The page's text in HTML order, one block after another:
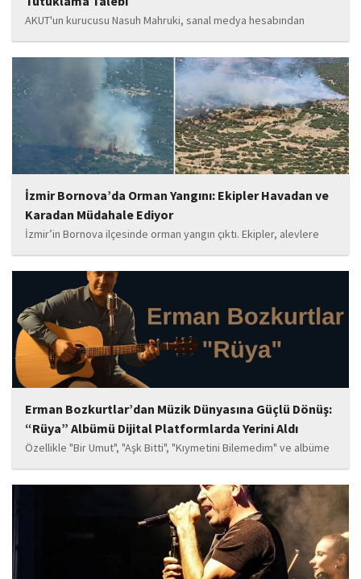
AKUT'un kurucusu Nasuh Mahruki, sanal medya hesabından
yaptığı '15 Temmuz' paylaşımı nedeniyle 'Halkı kin ve düşmanlığa
tahrik veya aşağılama' suçundan gözaltına alındı. Mahruki,
tutuklama talebiyle Sulh Ceza Hakimliği'ne sevk edildi.
İzmir Bornova’da Orman Yangını: Ekipler Havadan ve
Karadan Müdahale Ediyor
İzmir’in Bornova ilçesinde orman yangın çıktı. Ekipler, alevlere
havadan ve karadan müdahale ediyor.
Erman Bozkurtlar’dan Müzik Dünyasına Güçlü Dönüş:
“Rüya” Albümü Dijital Platformlarda Yerini Aldı
Özellikle "Bir Umut", "Aşk Bitti", "Kıymetini Bilemedim" ve albüme
adını veren "Rüya" parçalarının kısa süre içerisinde öne çıkan
eserler arasında yer alması bekleniyor. Albüm, sanatçının önceki
çalışmalarına göre daha olgun,...